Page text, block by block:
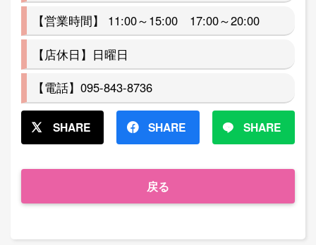
【営業時間】 11:00～15:00 17:00～20:00
【店休日】日曜日
【電話】095-843-8736
SHARE SHARE SHARE
戻る